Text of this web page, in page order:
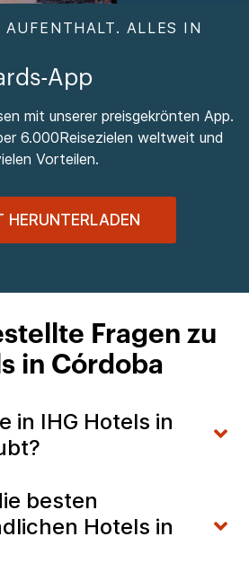
ALLES IN
App
mit unserer preisgekrönten App.
6.000Reisezielen weltweit und
Vorteilen.
HERUNTERLADEN
Fragen zu
in Córdoba
in IHG Hotels in
besten
Hotels in